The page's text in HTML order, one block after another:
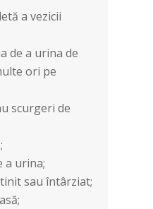
a vezicii
de a urina de
ori pe
scurgeri de
a urina;
sau întârziat;